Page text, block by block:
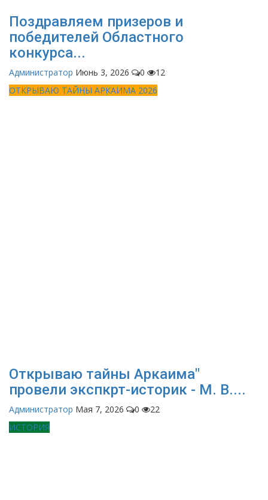
Поздравляем призеров и
победителей Областного
конкурса...
Администратор Июнь 3, 2026 0
12
ОТКРЫВАЮ ТАЙНЫ АРКАИМА 2026
Открываю тайны Аркаима"
провели экспкрт-историк - М. В....
Администратор Мая 7, 2026 0
22
ИСТОРИЯ